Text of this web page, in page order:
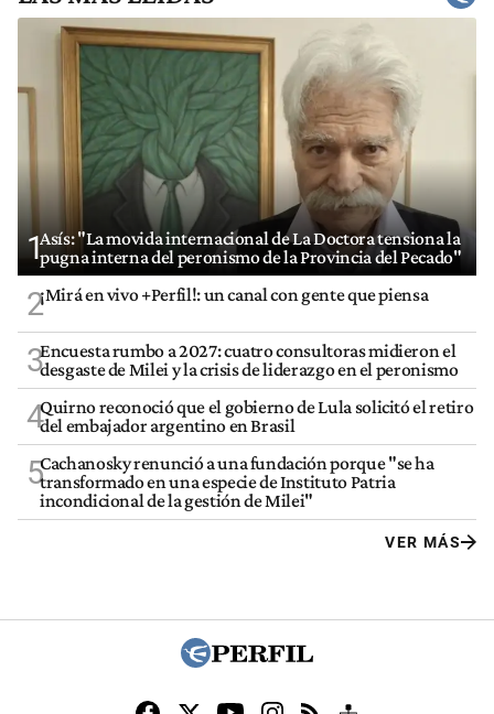
1Asís: "La movida internacional de La Doctora tensiona la
pugna interna del peronismo de la Provincia del Pecado"
2¡Mirá en vivo +Perfil!: un canal con gente que piensa
3Encuesta rumbo a 2027: cuatro consultoras midieron el
desgaste de Milei y la crisis de liderazgo en el peronismo
4Quirno reconoció que el gobierno de Lula solicitó el retiro
del embajador argentino en Brasil
5Cachanosky renunció a una fundación porque "se ha
transformado en una especie de Instituto Patria
incondicional de la gestión de Milei"
VER MÁS